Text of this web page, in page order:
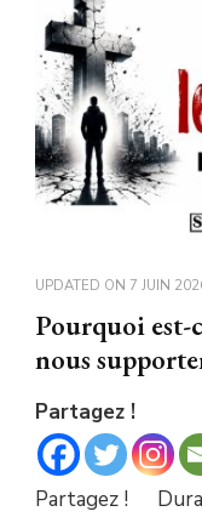
UPDATED ON 7 JUIN
Pourquoi est-
nous
Partagez !
Partagez !